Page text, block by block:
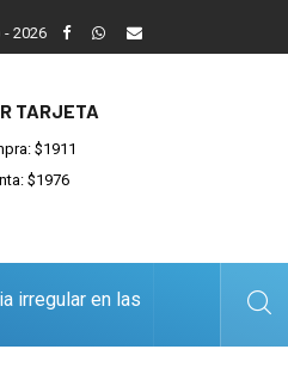
y confirmó gestiones para
2026
TARJETA
$1911
$1976
irregular en las